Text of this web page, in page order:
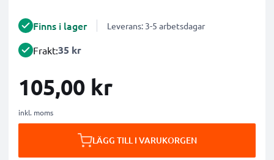
Finns i lager Leverans: 3-5 arbetsdagar
Frakt:35 kr
105,00 kr
inkl. moms
LÄGG TILL I VARUKORGEN